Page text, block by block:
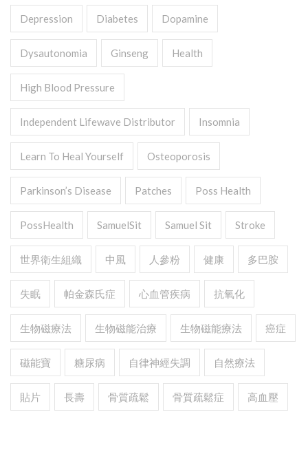
Depression Diabetes Dopamine
Dysautonomia Ginseng Health
High Blood Pressure
Independent Lifewave Distributor Insomnia
Learn To Heal Yourself Osteoporosis
Parkinson’s Disease Patches Poss Health
PossHealth SamuelSit Samuel Sit Stroke
世界衛生組織 中風 人參粉 健康 多巴胺
失眠 帕金森氏症 心血管疾病 抗氧化
生物磁療法 生物磁能治療 生物磁能療法 癌症
磁能寶 糖尿病 自律神經失調 自然療法
貼片 長壽 骨質疏鬆 骨質疏鬆症 高血壓